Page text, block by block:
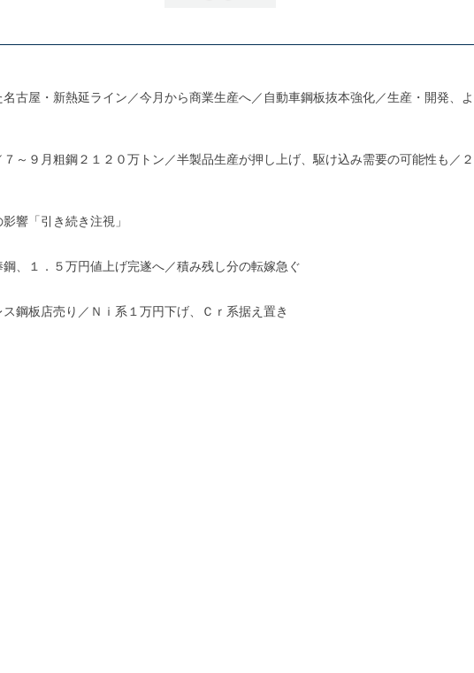
古屋・新熱延ライン／今月から商業生産へ／自動車鋼板抜本強化／生産・開発、よ
～９月粗鋼２１２０万トン／半製品生産が押し上げ、駆け込み需要の可能性も／２
響「引き続き注視」
、１．５万円値上げ完遂へ／積み残し分の転嫁急ぐ
鋼板店売り／Ｎｉ系１万円下げ、Ｃｒ系据え置き